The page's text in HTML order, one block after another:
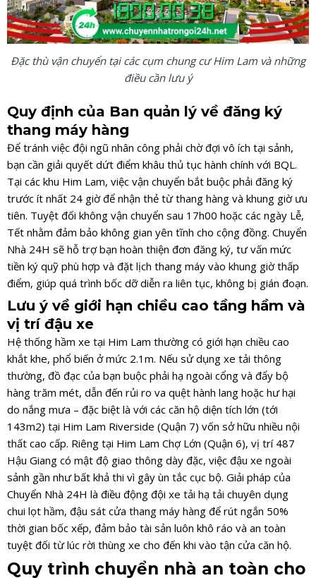
Đặc thù vận chuyển tại các cụm chung cư Him Lam và những
điều cần lưu ý
Quy định của Ban quản lý về đăng ký
thang máy hàng
Để tránh việc đội ngũ nhân công phải chờ đợi vô ích tại sảnh,
bạn cần giải quyết dứt điểm khâu thủ tục hành chính với BQL.
Tại các khu Him Lam, việc vận chuyển bắt buộc phải đăng ký
trước ít nhất 24 giờ để nhận thẻ từ thang hàng và khung giờ ưu
tiên. Tuyệt đối không vận chuyển sau 17h00 hoặc các ngày Lễ,
Tết nhằm đảm bảo không gian yên tĩnh cho cộng đồng. Chuyển
Nhà 24H sẽ hỗ trợ bạn hoàn thiện đơn đăng ký, tư vấn mức
tiền ký quỹ phù hợp và đặt lịch thang máy vào khung giờ thấp
điểm, giúp quá trình bốc dỡ diễn ra liên tục, không bị gián đoạn.
Lưu ý về giới hạn chiều cao tầng hầm và
vị trí đậu xe
Hệ thống hầm xe tại Him Lam thường có giới hạn chiều cao
khắt khe, phổ biến ở mức 2.1m. Nếu sử dụng xe tải thông
thường, đồ đạc của bạn buộc phải hạ ngoài cổng và đẩy bộ
hàng trăm mét, dẫn đến rủi ro va quệt hành lang hoặc hư hại
do nắng mưa – đặc biệt là với các căn hộ diện tích lớn (tới
143m2) tại Him Lam Riverside (Quận 7) vốn sở hữu nhiều nội
thất cao cấp. Riêng tại Him Lam Chợ Lớn (Quận 6), vị trí 487
Hậu Giang có mật độ giao thông dày đặc, việc đậu xe ngoài
sảnh gần như bất khả thi vì gây ùn tắc cục bộ. Giải pháp của
Chuyển Nhà 24H là điều động đội xe tải hạ tải chuyên dụng
chui lọt hầm, đậu sát cửa thang máy hàng để rút ngắn 50%
thời gian bốc xếp, đảm bảo tài sản luôn khô ráo và an toàn
tuyệt đối từ lúc rời thùng xe cho đến khi vào tận cửa căn hộ.
Quy trình chuyển nhà an toàn cho